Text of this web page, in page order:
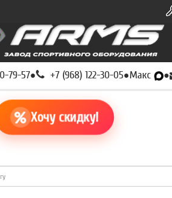
79-57● +7 (968) 122-30-05●Макс ●
Хочу скидку!